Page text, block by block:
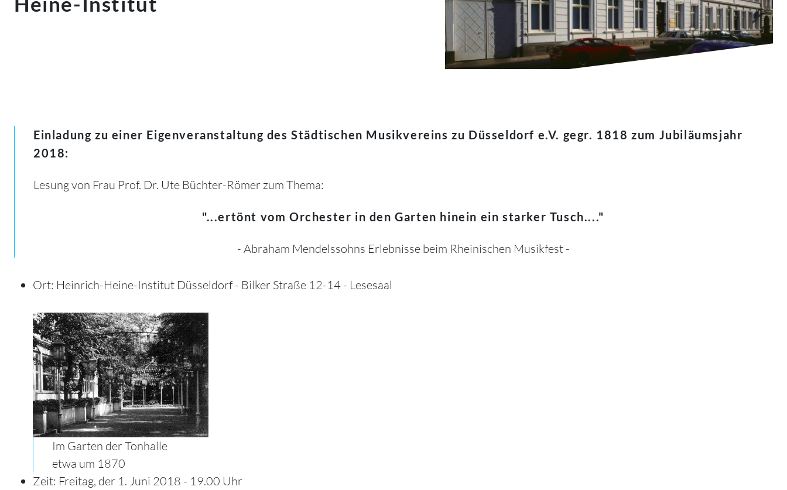
Einladung zu einer Eigenveranstaltung des Städtischen Musikvereins zu Düsseldorf e.V. gegr. 1818 zum Jubiläumsjahr
2018:
Lesung von Frau Prof. Dr. Ute Büchter-Römer zum Thema:
"...ertönt vom Orchester in den Garten hinein ein starker Tusch...."
- Abraham Mendelssohns Erlebnisse beim Rheinischen Musikfest -
Ort: Heinrich-Heine-Institut Düsseldorf - Bilker Straße 12-14 - Lesesaal
Im Garten der Tonhalle
etwa um 1870
Zeit: Freitag, der 1. Juni 2018 - 19.00 Uhr